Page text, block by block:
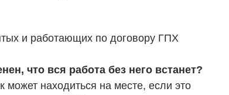
и работающих по договору ГПХ
что вся работа без него встанет?
может находиться на месте, если это